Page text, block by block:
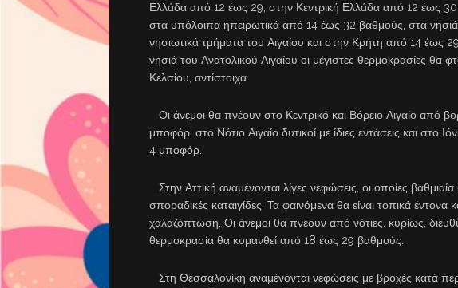
Ελλάδα από 12 έως 29, στην Κεντρική Ελλάδα από 12 έως
στα υπόλοιπα ηπειρωτικά από 14 έως 32 βαθμούς, στα
νησιωτικά τμήματα του Αιγαίου και στην Κρήτη από 14 έως
νησιά του Ανατολικού Αιγαίου οι μέγιστες θερμοκρασίες θα
Κελσίου, αντίστοιχα.
Οι άνεμοι θα πνέουν στο Κεντρικό και Βόρειο Αιγαίο από
μποφόρ, στο Νότιο Αιγαίο δυτικοί με ίδιες εντάσεις και στο
4 μποφόρ.
Στην Αττική αναμένονται λίγες νεφώσεις, οι οποίες
σποραδικές καταιγίδες. Τα φαινόμενα θα είναι τοπικά έντονα
χαλαζόπτωση. Οι άνεμοι θα πνέουν από νότιες, κυρίως,
θερμοκρασία θα κυμανθεί από 18 έως 29 βαθμούς.
Στη Θεσσαλονίκη αναμένονται νεφώσεις με βροχές κατά